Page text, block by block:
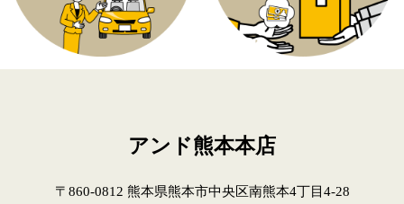
アンド熊本本店
〒860-0812 熊本県熊本市中央区南熊本4丁目4-28